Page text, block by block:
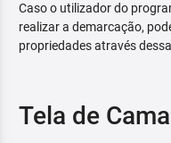
Caso o utilizador do
realizar a demarcação,
propriedades através
Tela de